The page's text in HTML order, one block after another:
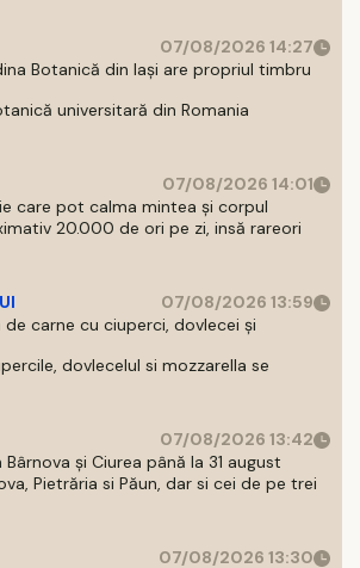
07/08/2026 14:27
Botanică din Iași are propriul timbru
universitară din Romania
07/08/2026 14:01
care pot calma mintea și corpul
20.000 de ori pe zi, insă rareori
07/08/2026 13:59
de carne cu ciuperci, dovlecei și
dovlecelul si mozzarella se
07/08/2026 13:42
și Ciurea până la 31 august
Pietrăria si Păun, dar si cei de pe trei
07/08/2026 13:30